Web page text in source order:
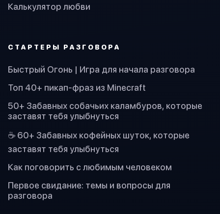
Калькулятор любви
СТАРТЕРЫ РАЗГОВОРА
Быстрый Огонь | Игра для начала разговора
Топ 40+ пикап-фраз из Minecraft
50+ Забавных собачьих каламбуров, которые
заставят тебя улыбнуться
☕ 60+ Забавных кофейных шуток, которые
заставят тебя улыбнуться
Как поговорить с любимым человеком
Первое свидание: темы и вопросы для
разговора